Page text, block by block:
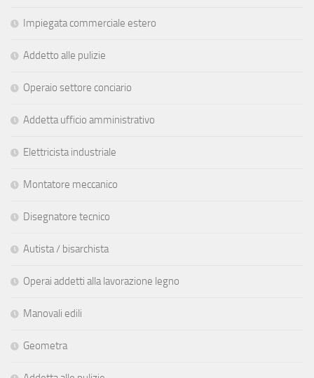
Impiegata commerciale estero
Addetto alle pulizie
Operaio settore conciario
Addetta ufficio amministrativo
Elettricista industriale
Montatore meccanico
Disegnatore tecnico
Autista / bisarchista
Operai addetti alla lavorazione legno
Manovali edili
Geometra